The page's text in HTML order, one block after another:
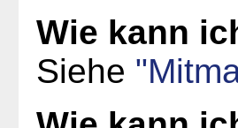
Wie kann
Siehe